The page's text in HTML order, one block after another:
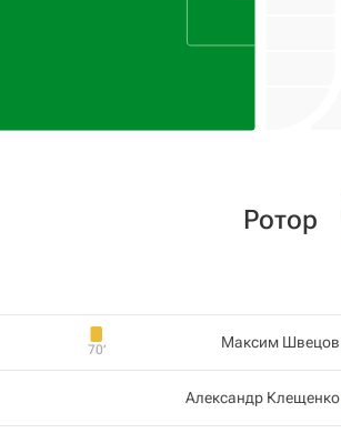
Ротор
Максим Швецов
70‎’‎
Александр Клещенко